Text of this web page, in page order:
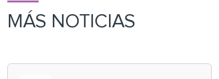
MÁS NOTICIAS